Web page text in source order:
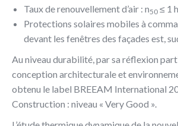
Taux de renouvellement d’air : n50 ≤ 1 h
Protections solaires mobiles à
devant les fenêtres des façades est,
Au niveau durabilité, par sa réflexion
conception architecturale et
obtenu le label BREEAM International
Construction : niveau « Very Good ».